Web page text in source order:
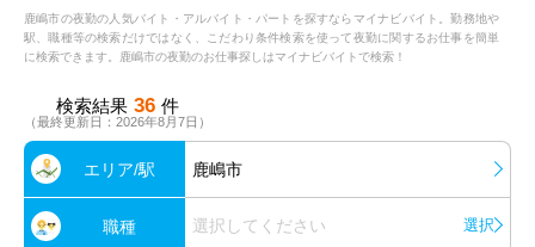
鹿嶋市の夜勤の人気バイト・アルバイト・パートを探すならマイナビバイト。勤務地や
駅、職種等の検索だけではなく、こだわり条件検索を使って夜勤に関するお仕事を簡単
に検索できます。鹿嶋市の夜勤のお仕事探しはマイナビバイトで検索！
検索結果 36 件
（最終更新日：2026年8月7日）
エリア/駅 鹿嶋市
職種 選択してください 選択